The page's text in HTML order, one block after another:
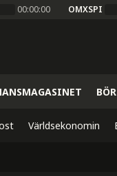
00:00:00 OMXSPI
Världsekonomin